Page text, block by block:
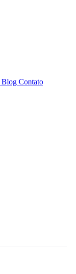
Blog Contato